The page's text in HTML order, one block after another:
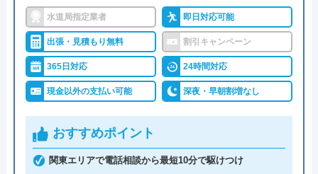
社です。近隣エリアの給湯器の修理・交換、水回り
のリフォームから水道のトラブルまで専門に扱って
います。給湯器の故障にも迅速な対応で、お客様の
緊急なニーズにも対応しており、アフターフォロー
も万全です。最新の技術を駆使した経験豊富な技術
す。お客様の快適な毎日をサポートするため、ちょ
っとしたご相談をしてい方にはおすすめです。
水道局指定業者 即日対応可能
出張・見積もり無料 割引キャンペーン
365日対応 24時間対応
現金以外の支払い可能 深夜・早朝割増なし
おすすめポイント
関東エリアで電話相談から最短10分で駆けつけ